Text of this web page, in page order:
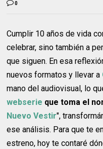
0
Cumplir 10 años de vida
celebrar, sino también a
que siguen. En esa
nuevos formatos y llevar a
mano del audiovisual, lo
webserie que toma el
Nuevo Vestir",
ese análisis. Para que te
estreno, hoy te contaré